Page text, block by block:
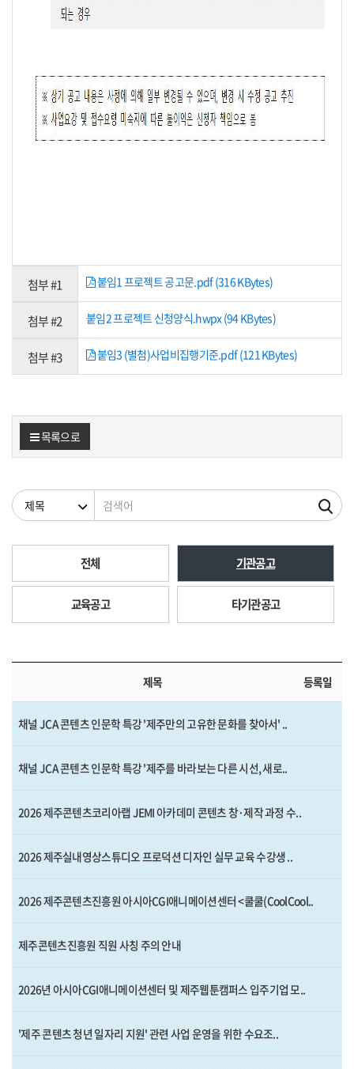
첨부 #1 붙임1 프로젝트 공고문.pdf (316 KBytes)
첨부 #2 붙임2 프로젝트 신청양식.hwpx (94 KBytes)
첨부 #3 붙임3 (별첨)사업비집행기준.pdf (121 KBytes)
목록으로
검색조건 검색어
전체 기관공고
교육공고 타기관공고
제목 등록일
채널 JCA 콘텐츠 인문학 특강 '제주만의 고유한 문화를 찾아서' ..
채널 JCA 콘텐츠 인문학 특강 '제주를 바라보는 다른 시선, 새로..
2026 제주콘텐츠코리아랩 JEMI 아카데미 콘텐츠 창·제작 과정 수..
2026 제주실내영상스튜디오 프로덕션 디자인 실무 교육 수강생 ..
2026 제주콘텐츠진흥원 아시아CGI애니메이션센터 <쿨쿨(CoolCool..
제주콘텐츠진흥원 직원 사칭 주의 안내
2026년 아시아CGI애니메이션센터 및 제주웹툰캠퍼스 입주기업 모..
'제주 콘텐츠 청년 일자리 지원' 관련 사업 운영을 위한 수요조..